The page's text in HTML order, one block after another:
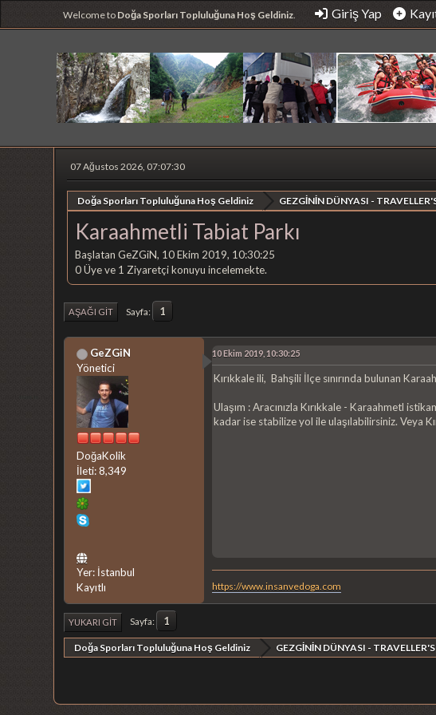
Welcome to Doğa Sporları Topluluğuna Hoş Geldiniz. Giriş Yap
07 Ağustos 2026, 07:07:30
Doğa Sporları Topluluğuna Hoş Geldiniz GEZGİNİN DÜNYASI -
Karaahmetli Tabiat Parkı
Başlatan GeZGiN, 10 Ekim 2019, 10:30:25
0 Üye ve 1 Ziyaretçi konuyu incelemekte.
AŞAĞI GIT Sayfa 1
GeZGiN
Yönetici
DoğaKolik
İleti: 8,349
Yer: İstanbul
Kayıtlı
10 Ekim 2019, 10:30:25
Kırıkkale ili, Bahşili İlçe sınırında bulunan
Ulaşım : Aracınızla Kırıkkale - Karaahmetl
kadar ise stabilize yol ile ulaşılabilirsiniz. Veya
https://www.insanvedoga.com
YUKARI GIT Sayfa 1
Doğa Sporları Topluluğuna Hoş Geldiniz GEZGİNİN DÜNYASI -